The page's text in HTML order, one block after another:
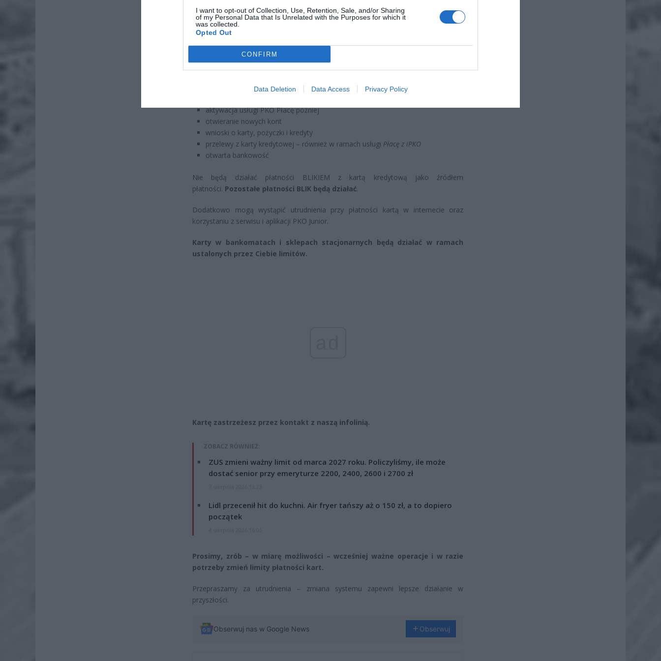
I want to opt-out of Collection, Use, Retention, Sale, and/or Sharing
of my Personal Data that Is Unrelated with the Purposes for which it
was collected.
Opted Out
CONFIRM
Data Deletion Data Access Privacy Policy
Niedostępne będą niektóre funkcje w serwisie iPKO i iPKO biznes, aplikacji IKO i
iPKO biznes mobile oraz serwisie telefonicznym, np.:
obsługa kart, w tym zmiana limitów, spłata zadłużenia, informacje o kartach,
aktywacja usługi PKO Płacę później
otwieranie nowych kont
wnioski o karty, pożyczki i kredyty
przelewy z karty kredytowej – również w ramach usługi Płacę z iPKO
otwarta bankowość
Nie będą działać płatności BLIKIEM z kartą kredytową jako źródłem
płatności. Pozostałe płatności BLIK będą działać.
Dodatkowo mogą wystąpić utrudnienia przy płatności kartą w internecie oraz
korzystaniu z serwisu i aplikacji PKO Junior.
Karty w bankomatach i sklepach stacjonarnych będą działać w ramach
ustalonych przez Ciebie limitów.
Kartę zastrzeżesz przez kontakt z naszą infolinią.
ZOBACZ RÓWNIEŻ:
ZUS zmieni ważny limit od marca 2027 roku. Policzyliśmy, ile może
dostać senior przy emeryturze 2200, 2400, 2600 i 2700 zł
Lidl przecenił hit do kuchni. Air fryer tańszy aż o 150 zł, a to dopiero
początek
Prosimy, zrób – w miarę możliwości – wcześniej ważne operacje i w razie
potrzeby zmień limity płatności kart.
Przepraszamy za utrudnienia – zmiana systemu zapewni lepsze działanie w
przyszłości.
Obserwuj nas w Google News Obserwuj